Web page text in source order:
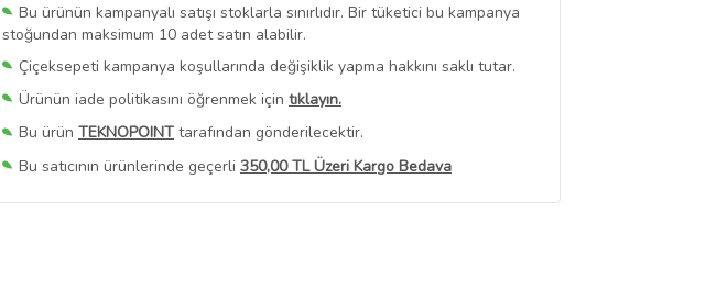
Bu ürünün kampanyalı satışı stoklarla sınırlıdır. Bir tüketici bu kampanya
stoğundan maksimum 10 adet satın alabilir.
Çiçeksepeti kampanya koşullarında değişiklik yapma hakkını saklı tutar.
Ürünün iade politikasını öğrenmek için tıklayın.
Bu ürün TEKNOPOINT tarafından gönderilecektir.
Bu satıcının ürünlerinde geçerli 350,00 TL Üzeri Kargo Bedava
Bu SatıcınınTüm Ürünlerini Görüntüle